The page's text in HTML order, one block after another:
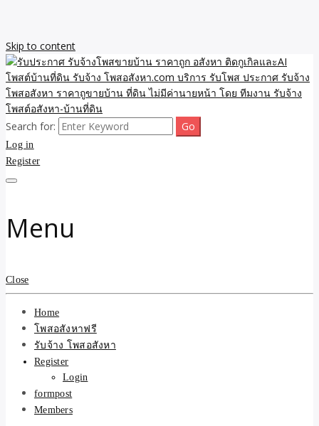
Skip to content
รับประกาศ รับจ้างโพสขาย
บ้าน ราคาถูก อสังหา ติดกู
รับจ้าง โพสอสังหา.com
บริการ รับโพส ประกาศ
รับจ้างโพสอสังหา ราคาถู
ขายบ้าน ที่ดิน ไม่มีค่านาย
หน้า โดย ทีมงาน รับจ้าง
โพสต์อสังหา-บ้านที่ดิน
รับจ้างโพสขายบ้าน ราคาถูก ประกาศ ขายอสังหา โฆษณา ไม่มีค่านาย
หน้า โพสอสังหา รับจ้างโพสขายบ้านบริการ รับจ้างโพสอสังหา ราคาถูก
ขายบ้าน ขายที่ดิน เว็บประกาศ โพส โฆษณา ลงประกาศฟรี
Search for:
Log in
Register
Menu
Close
Home
โพสอสังหาฟรี
รับจ้าง โพสอสังหา
Register
Login
formpost
Members